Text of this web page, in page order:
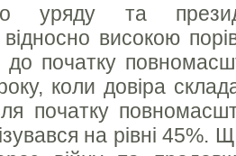
уряду та
високою
початку
коли довіра
початку
на рівні 45%.